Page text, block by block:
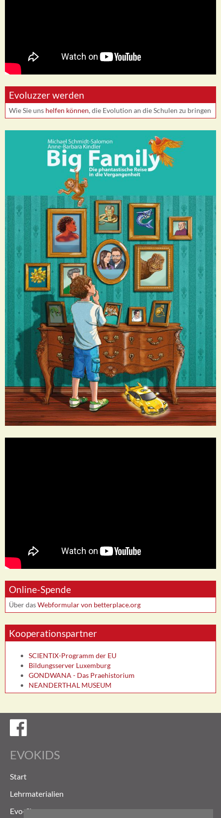
Evoluzzer werden
Wie Sie uns helfen können, die Evolution an die Schulen zu bringen
Online-Spende
Über dasWebformular von betterplace.org
Kooperationspartner
SCIENTIX-Programm der EU
Bildungsserver Luxemburg
GONDWANA - Das Praehistorium
NEANDERTHAL MUSEUM
EVOKIDS
Start
Lehrmaterialien
Evo-Shop